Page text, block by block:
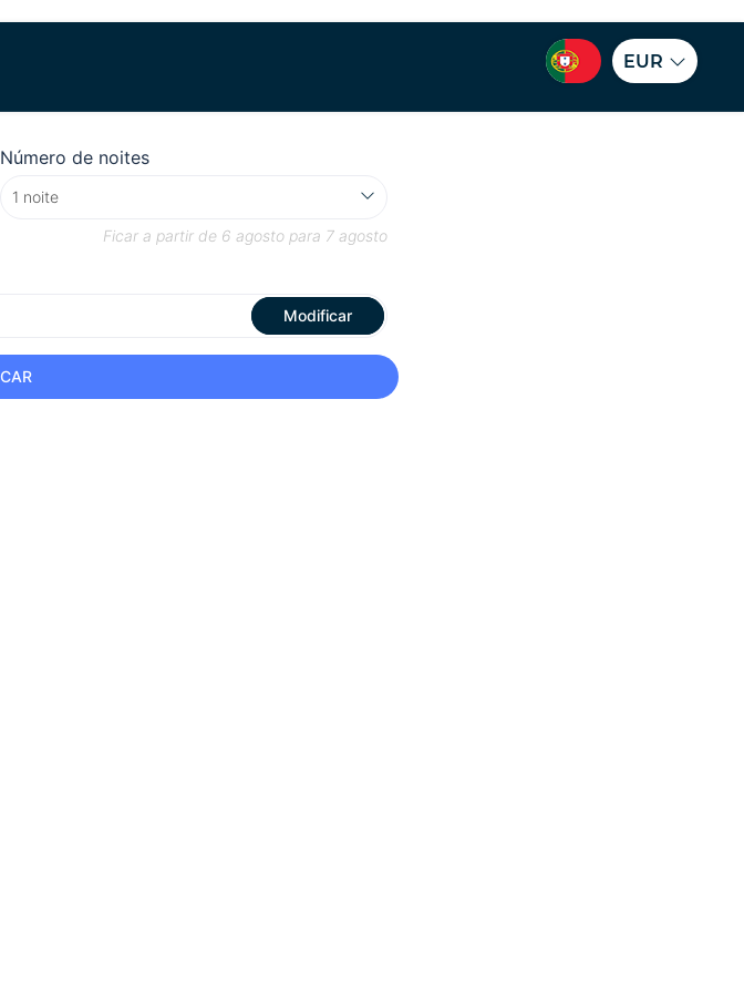
EUR
Número de noites
Ficar a partir de 6 agosto para 7 agosto
Modificar